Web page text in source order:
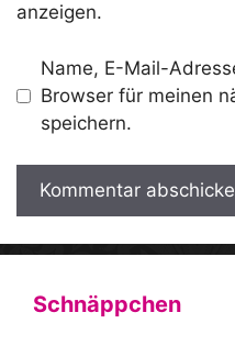
anzeigen.
Name, E-Mail-
Browser für meinen
speichern.
A
Schnäppchen